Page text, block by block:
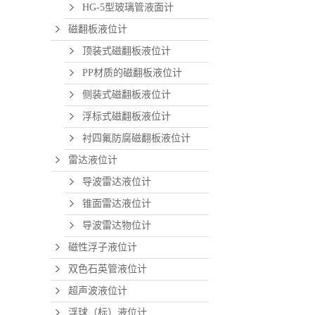
HG-5型玻璃管液面计
磁翻板液位计
顶装式磁翻板液位计
PP材质的磁翻板液位计
侧装式磁翻板液位计
浮标式磁翻板液位计
衬四氟防腐磁翻板液位计
雷达液位计
导波雷达液位计
锥面雷达液位计
导波雷达物位计
磁性浮子液位计
双色石英管液位计
超声波液位计
浮球（标）液位计